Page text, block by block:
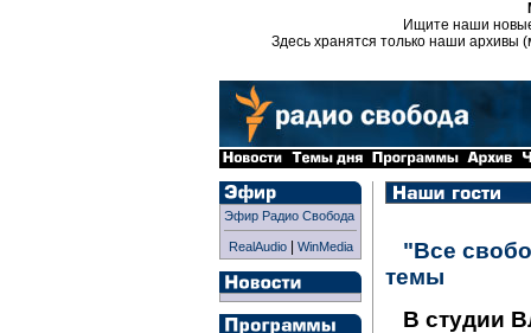
Ищите наши
Здесь хранятся только наши архивы
Эфир Радио Свобода
RealAudio| WinMedia
"Все
темы
В студии